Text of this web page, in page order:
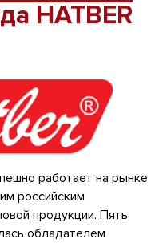
HATBER
работает на рынке
российским
продукции. Пять
обладателем